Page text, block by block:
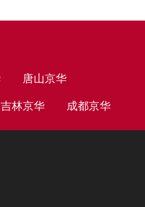
唐山京华
吉林京华 成都京华